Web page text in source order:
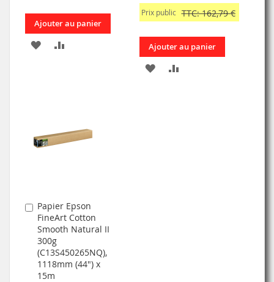
Ajouter au panier
AJOUTER
D’ENVIE
Prix public TTC: 162,79 €
Ajouter au panier
AJOUTER
Papier Epson
FineArt Cotton
Smooth Natural II
300g
(C13S450265NQ),
1118mm (44") x
15m
Ajouter
au
panier